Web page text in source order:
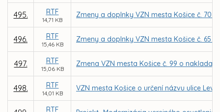
495. RTF
14,71 KB
Zmeny a doplnky VZN mesta Košice č. 70
496. RTF
15,46 KB
Zmeny a doplnky VZN mesta Košice č. 65
497. RTF
15,06 KB
Zmena VZN mesta Košice č. 99 o
498. RTF
14,01 KB
VZN mesta Košice o určení názvu ulice
RTF